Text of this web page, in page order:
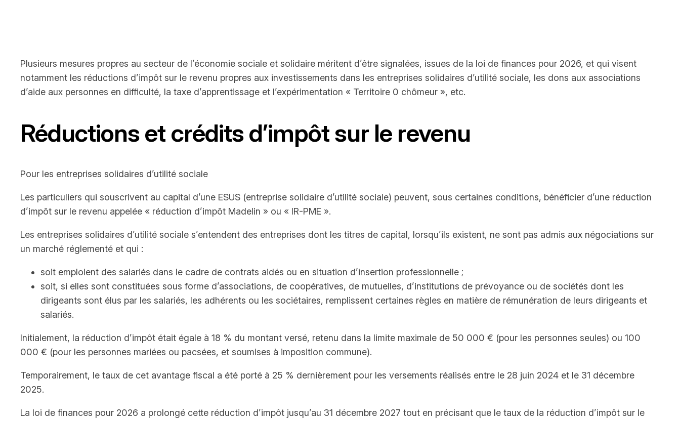
Plusieurs mesures propres au secteur de l’économie sociale et solidaire méritent d’être signalées, issues de la loi de finances pour 2026, et qui visent
notamment les réductions d’impôt sur le revenu propres aux investissements dans les entreprises solidaires d’utilité sociale, les dons aux associations
d’aide aux personnes en difficulté, la taxe d’apprentissage et l’expérimentation « Territoire 0 chômeur », etc.
Réductions et crédits d’impôt sur le revenu
Pour les entreprises solidaires d’utilité sociale
Les particuliers qui souscrivent au capital d’une ESUS (entreprise solidaire d’utilité sociale) peuvent, sous certaines conditions, bénéficier d’une réduction
d’impôt sur le revenu appelée « réduction d’impôt Madelin » ou « IR-PME ».
Les entreprises solidaires d’utilité sociale s’entendent des entreprises dont les titres de capital, lorsqu’ils existent, ne sont pas admis aux négociations sur
un marché réglementé et qui :
soit emploient des salariés dans le cadre de contrats aidés ou en situation d’insertion professionnelle ;
soit, si elles sont constituées sous forme d’associations, de coopératives, de mutuelles, d’institutions de prévoyance ou de sociétés dont les
dirigeants sont élus par les salariés, les adhérents ou les sociétaires, remplissent certaines règles en matière de rémunération de leurs dirigeants et
salariés.
Initialement, la réduction d’impôt était égale à 18 % du montant versé, retenu dans la limite maximale de 50 000 € (pour les personnes seules) ou 100
000 € (pour les personnes mariées ou pacsées, et soumises à imposition commune).
Temporairement, le taux de cet avantage fiscal a été porté à 25 % dernièrement pour les versements réalisés entre le 28 juin 2024 et le 31 décembre
2025.
La loi de finances pour 2026 a prolongé cette réduction d’impôt jusqu’au 31 décembre 2027 tout en précisant que le taux de la réduction d’impôt sur le